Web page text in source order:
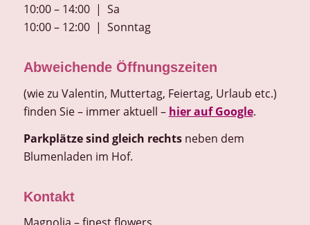
10:00 – 14:00 | Sa
10:00 – 12:00 | Sonntag
Abweichende Öffnungszeiten
(wie zu Valentin, Muttertag, Feiertag, Urlaub etc.)
finden Sie – immer aktuell – hier auf Google.
Parkplätze sind gleich rechts neben dem
Blumenladen im Hof.
Kontakt